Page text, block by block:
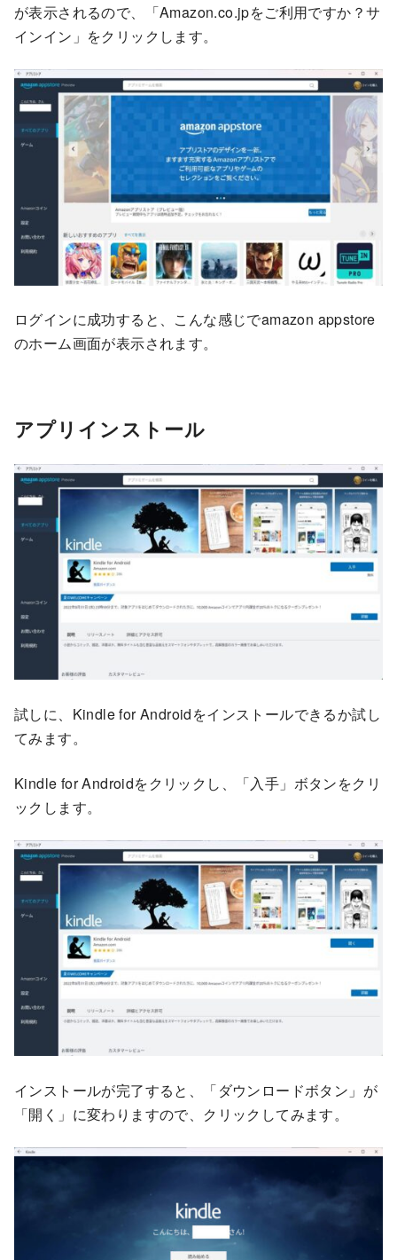
が表示されるので、「Amazon.co.jpをご利用ですか？サ
インイン」をクリックします。
ログインに成功すると、こんな感じでamazon appstore
のホーム画面が表示されます。
アプリインストール
試しに、Kindle for Androidをインストールできるか試し
てみます。
Kindle for Androidをクリックし、「入手」ボタンをクリ
ックします。
インストールが完了すると、「ダウンロードボタン」が
「開く」に変わりますので、クリックしてみます。